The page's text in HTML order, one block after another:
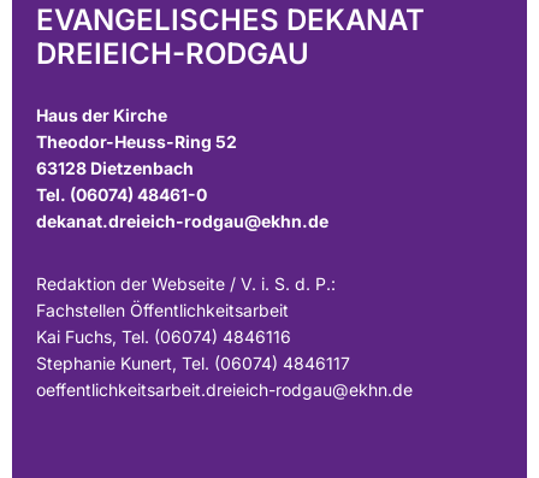
EVANGELISCHES DEKANAT
DREIEICH-RODGAU
Haus der Kirche
Theodor-Heuss-Ring 52
63128 Dietzenbach
Tel. (06074) 48461-0
dekanat.dreieich-rodgau@ekhn.de
Redaktion der Webseite / V. i. S. d. P.:
Fachstellen Öffentlichkeitsarbeit
Kai Fuchs, Tel. (06074) 4846116
Stephanie Kunert, Tel. (06074) 4846117
oeffentlichkeitsarbeit.dreieich-rodgau@ekhn.de